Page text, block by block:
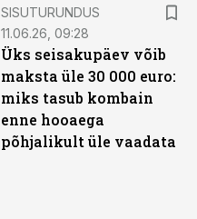
SISUTURUNDUS
11.06.26, 09:28
Üks seisakupäev võib
maksta üle 30 000 euro:
miks tasub kombain
enne hooaega
põhjalikult üle vaadata